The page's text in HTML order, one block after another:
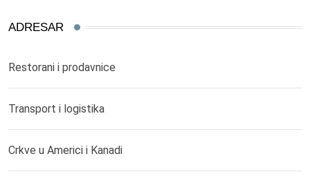
ADRESAR
Restorani i prodavnice
Transport i logistika
Crkve u Americi i Kanadi